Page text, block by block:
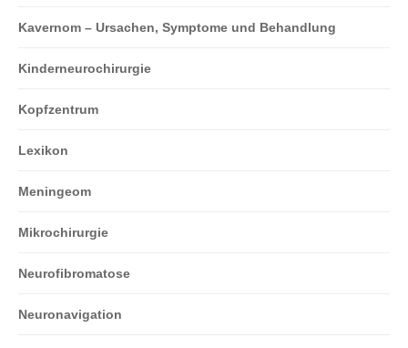
Kavernom – Ursachen, Symptome und Behandlung
Kinderneurochirurgie
Kopfzentrum
Lexikon
Meningeom
Mikrochirurgie
Neurofibromatose
Neuronavigation